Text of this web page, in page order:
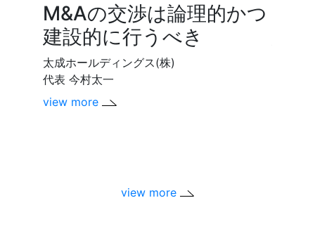
M&Aの交渉は論理的かつ
建設的に行うべき
太成ホールディングス(株)
代表 今村太一
view more
view more